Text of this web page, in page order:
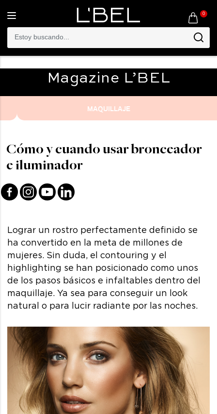
0
Magazine L’BEL
MAQUILLAJE
Cómo y cuando usar bronceador
e iluminador
Lograr un rostro perfectamente definido se
ha convertido en la meta de millones de
mujeres. Sin duda, el contouring y el
highlighting se han posicionado como unos
de los pasos básicos e infaltables dentro del
maquillaje. Ya sea para conseguir un look
natural o para lucir radiante por las noches.